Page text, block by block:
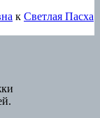
к Светлая Пасха